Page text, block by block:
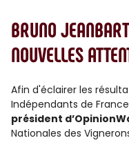
BRUNO
NOUVELLES
Afin d'éclairer les
Indépendants de
président
Nationales des